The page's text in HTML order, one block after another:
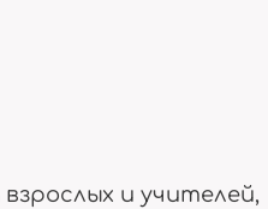
Для разных возрастов
и учителей,